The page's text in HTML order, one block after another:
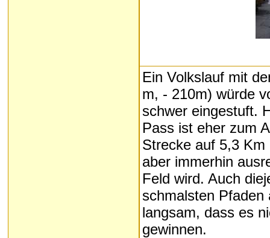
Ein Volkslauf mit
m, - 210m) würde
schwer eingestuft.
Pass ist eher zum
Strecke auf 5,3
aber immerhin
Feld wird. Auch
schmalsten Pfaden
langsam, dass es
gewinnen.